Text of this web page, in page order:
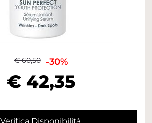
€ 60,50 -30%
€ 42,35
Verifica Disponibilità